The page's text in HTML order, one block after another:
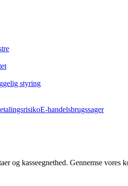
styring
E-handelsbrugssager
og kasseegnethed. Gennemse vores